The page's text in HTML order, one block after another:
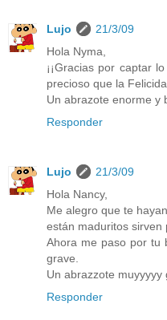
Lujo
21/3/09
Hola Nyma,
¡¡Gracias por captar
precioso que la
Un abrazote enorme y
Responder
Lujo
21/3/09
Hola Nancy,
Me alegro que te
están maduritos sirven
Ahora me paso por tu
grave.
Un abrazzote muyyyyy
Responder